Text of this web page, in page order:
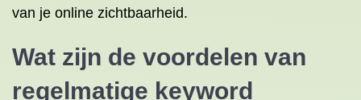
van je online zichtbaarheid.
Wat zijn de voordelen van
regelmatige keyword